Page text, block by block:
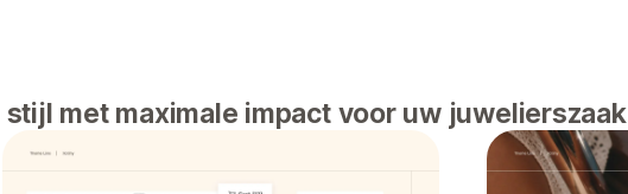
met maximale impact voor uw juwelierszaak